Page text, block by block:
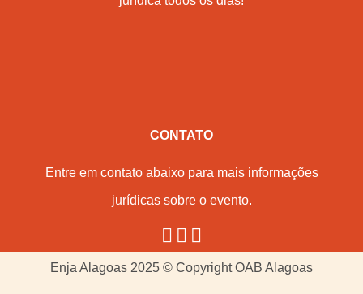
CONTATO
Entre em contato abaixo para mais informações
jurídicas sobre o evento.
Enja Alagoas 2025 © Copyright OAB Alagoas